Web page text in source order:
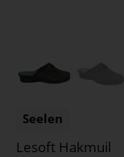
Seelen
Lesoft Hakmuil